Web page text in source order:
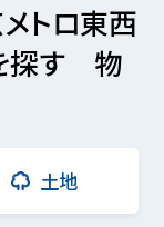
トロ東西
探す 物
土地